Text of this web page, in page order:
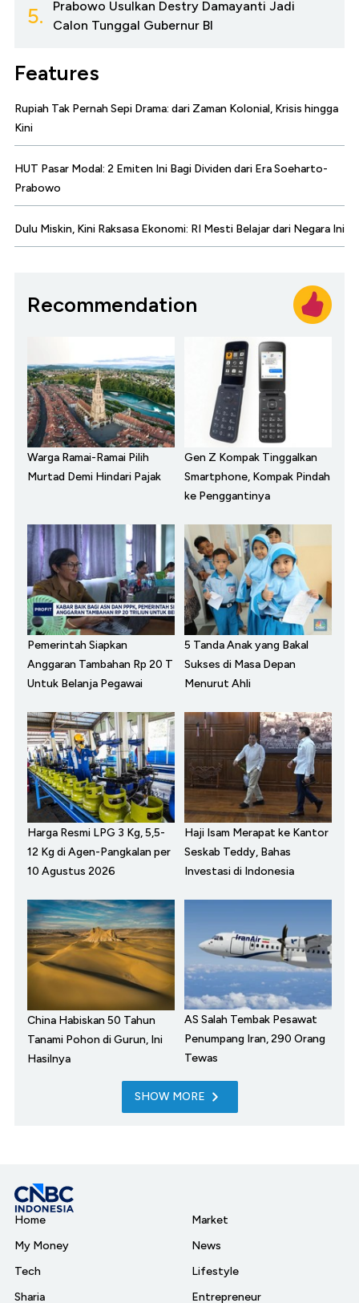
5.
Prabowo Usulkan Destry Damayanti Jadi
Calon Tunggal Gubernur BI
Features
Rupiah Tak Pernah Sepi Drama: dari Zaman Kolonial, Krisis hingga
Kini
HUT Pasar Modal: 2 Emiten Ini Bagi Dividen dari Era Soeharto-
Prabowo
Dulu Miskin, Kini Raksasa Ekonomi: RI Mesti Belajar dari Negara Ini
Recommendation
Warga Ramai-Ramai Pilih
Murtad Demi Hindari Pajak
Gen Z Kompak Tinggalkan
Smartphone, Kompak Pindah
ke Penggantinya
Pemerintah Siapkan
Anggaran Tambahan Rp 20 T
Untuk Belanja Pegawai
5 Tanda Anak yang Bakal
Sukses di Masa Depan
Menurut Ahli
Harga Resmi LPG 3 Kg, 5,5-
12 Kg di Agen-Pangkalan per
10 Agustus 2026
Haji Isam Merapat ke Kantor
Seskab Teddy, Bahas
Investasi di Indonesia
China Habiskan 50 Tahun
Tanami Pohon di Gurun, Ini
Hasilnya
AS Salah Tembak Pesawat
Penumpang Iran, 290 Orang
Tewas
SHOW MORE
Home
My Money
Tech
Sharia
Market
News
Lifestyle
Entrepreneur